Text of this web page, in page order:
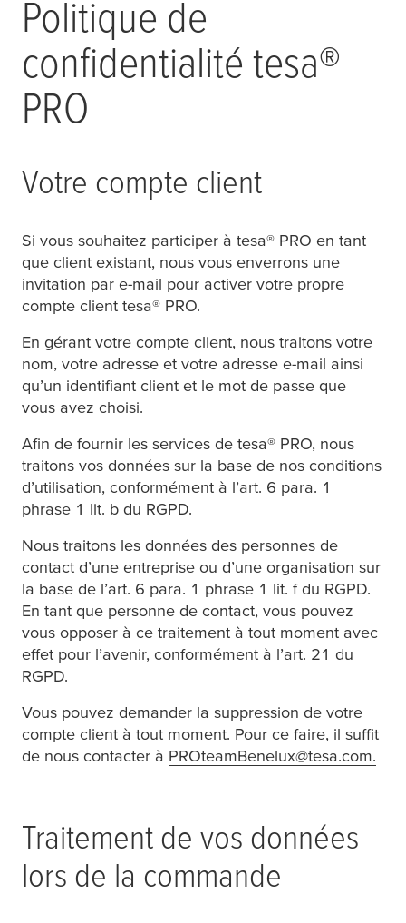
Politique de
confidentialité tesa®
PRO
Votre compte client
Si vous souhaitez participer à tesa® PRO en tant
que client existant, nous vous enverrons une
invitation par e-mail pour activer votre propre
compte client tesa® PRO.
En gérant votre compte client, nous traitons votre
nom, votre adresse et votre adresse e-mail ainsi
qu’un identifiant client et le mot de passe que
vous avez choisi.
Afin de fournir les services de tesa® PRO, nous
traitons vos données sur la base de nos conditions
d’utilisation, conformément à l’art. 6 para. 1
phrase 1 lit. b du RGPD.
Nous traitons les données des personnes de
contact d’une entreprise ou d’une organisation sur
la base de l’art. 6 para. 1 phrase 1 lit. f du RGPD.
En tant que personne de contact, vous pouvez
vous opposer à ce traitement à tout moment avec
effet pour l’avenir, conformément à l’art. 21 du
RGPD.
Vous pouvez demander la suppression de votre
compte client à tout moment. Pour ce faire, il suffit
de nous contacter à PROteamBenelux@tesa.com.
Traitement de vos données
lors de la commande